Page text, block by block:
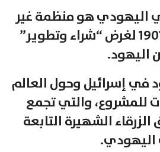
اليهودي هو منظمة غير
ربحية أسس عام 1901 لغرض “شراء وتطوير”
اليهود.
في إسرائيل وحول العالم
للمشروع، والتي تجمع
الشهيرة التابعة
اليهودي.